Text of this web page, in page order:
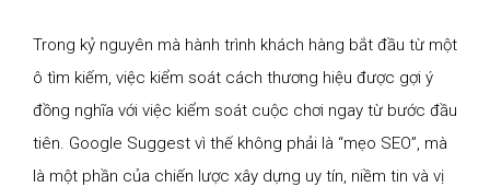
Trong kỷ nguyên mà hành trình khách hàng bắt đầu từ một
ô tìm kiếm, việc kiểm soát cách thương hiệu được gợi ý
đồng nghĩa với việc kiểm soát cuộc chơi ngay từ bước đầu
tiên. Google Suggest vì thế không phải là “mẹo SEO”, mà
là một phần của chiến lược xây dựng uy tín, niềm tin và vị